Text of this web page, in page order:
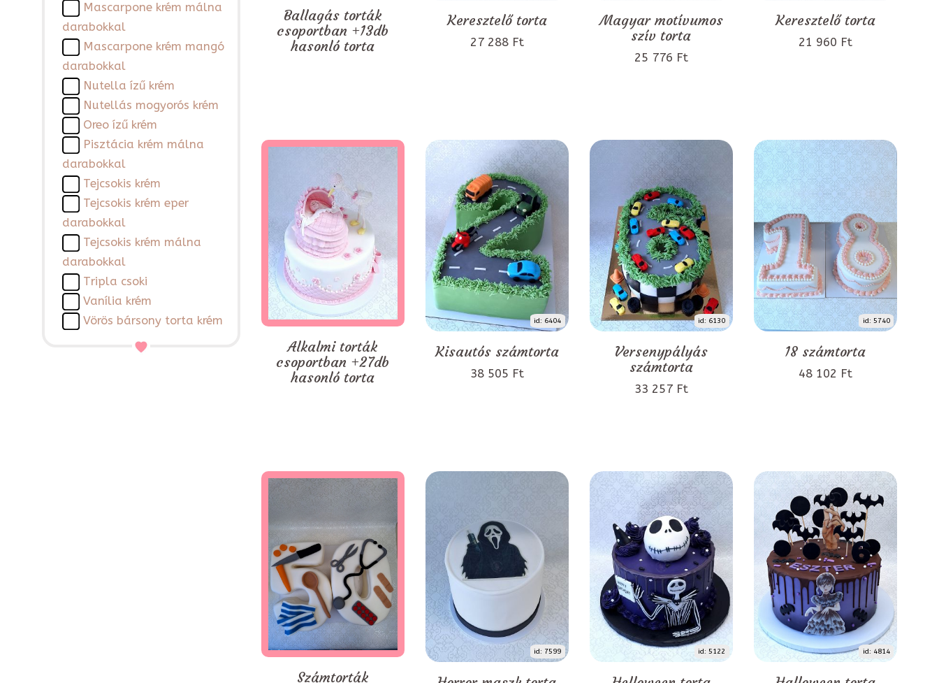
Mascarpone krém málna
darabokkal
Mascarpone krém mangó
darabokkal
Nutella ízű krém
Nutellás mogyorós krém
Oreo ízű krém
Pisztácia krém málna
darabokkal
Tejcsokis krém
Tejcsokis krém eper
darabokkal
Tejcsokis krém málna
darabokkal
Tripla csoki
Vanília krém
Vörös bársony torta krém
Ballagás torták
csoportban +13db
hasonló torta
Keresztelő torta
27 288 Ft
Magyar motívumos
szív torta
25 776 Ft
Keresztelő torta
21 960 Ft
Alkalmi torták
csoportban +27db
hasonló torta
id: 6404
Kisautós számtorta
38 505 Ft
id: 6130
Versenypályás
számtorta
33 257 Ft
id: 5740
18 számtorta
48 102 Ft
Számtorták
id: 7599 id: 5122 id: 4814